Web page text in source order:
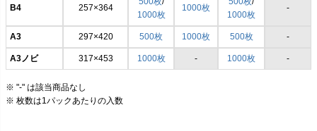
B4 257×364
1000枚
1000枚
1000枚
-
A3 297×420 500枚 1000枚 500枚 -
A3ノビ 317×453 1000枚 - 1000枚 -
※ "-" は該当商品なし
※ 枚数は1パックあたりの入数